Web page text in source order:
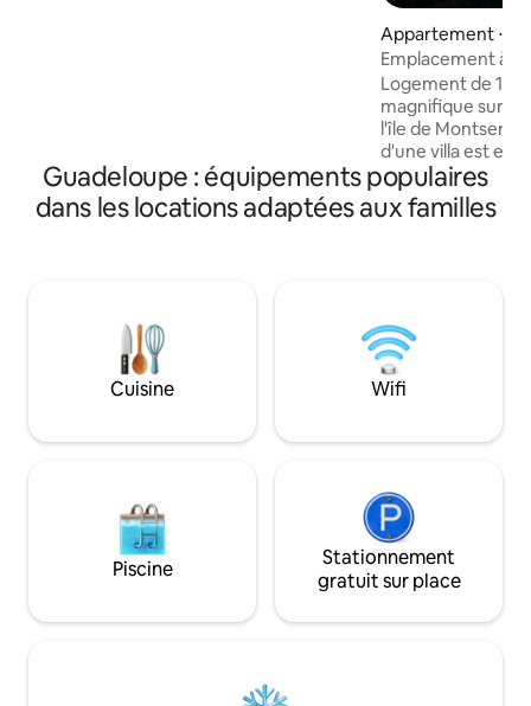
Appartement ⋅
Emplacement à
Logement de
magnifique sur la
l'île de
d'une villa est
dispose de 3
à une grande
chambre est
ouverte sur la
de séjour et
dans le prix.
Guadeloupe : équipements populaires
dans les locations adaptées aux familles
Cuisine Wifi
Piscine
Stationnement
gratuit sur place